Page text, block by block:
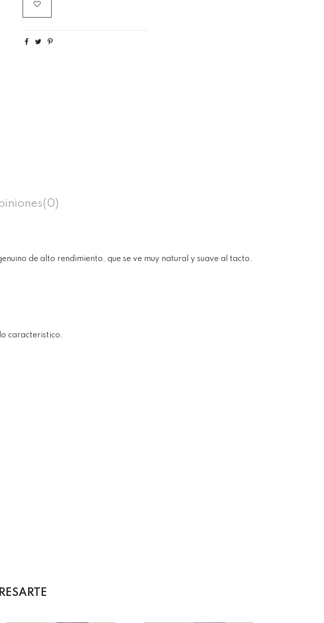
(0)
de alto rendimiento, que se ve muy natural y suave al tacto.
caracteristico.